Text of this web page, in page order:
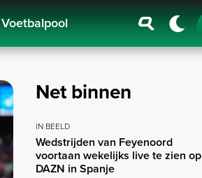
Voetbalpool
Net binnen
IN BEELD
Wedstrijden van Feyenoord
voortaan wekelijks live te zien op
DAZN in Spanje